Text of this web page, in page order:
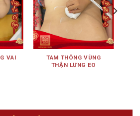
VAI
TAM THÔNG VÙNG
THẬN LƯNG EO